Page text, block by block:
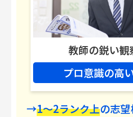
教師の鋭い観
プロ意識の高
→1〜2ランク上の志望